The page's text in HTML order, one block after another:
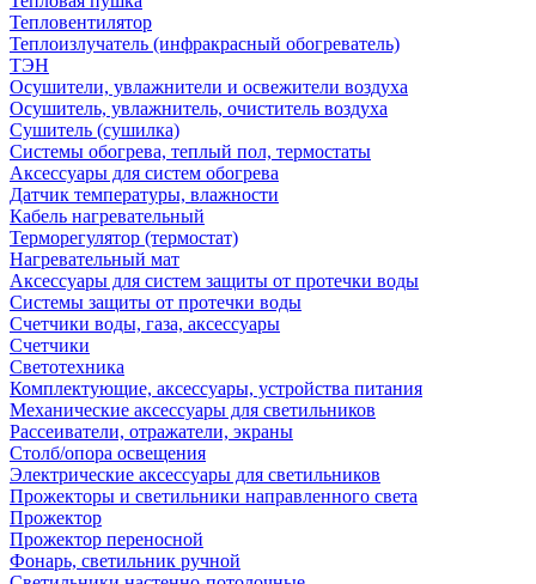
Тепловентилятор
Теплоизлучатель (инфракрасный обогреватель)
ТЭН
Осушители, увлажнители и освежители воздуха
Осушитель, увлажнитель, очиститель воздуха
Сушитель (сушилка)
Системы обогрева, теплый пол, термостаты
Аксессуары для систем обогрева
Датчик температуры, влажности
Кабель нагревательный
Терморегулятор (термостат)
Нагревательный мат
Аксессуары для систем защиты от протечки воды
Системы защиты от протечки воды
Счетчики воды, газа, аксессуары
Счетчики
Светотехника
Комплектующие, аксессуары, устройства питания
Механические аксессуары для светильников
Рассеиватели, отражатели, экраны
Столб/опора освещения
Электрические аксессуары для светильников
Прожекторы и светильники направленного света
Прожектор
Прожектор переносной
Фонарь, светильник ручной